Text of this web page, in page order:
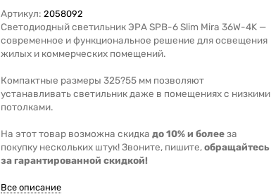
Артикул: 2058092
Светодиодный светильник ЭРА SPB-6 Slim Mira 36W-4K —
современное и функциональное решение для освещения
жилых и коммерческих помещений.
Компактные размеры 325?55 мм позволяют
устанавливать светильник даже в помещениях с низкими
потолками.
На этот товар возможна скидкадо 10% и болееза
покупку нескольких штук! Звоните, пишите,обращайтесь
за гарантированной скидкой!
Все описание